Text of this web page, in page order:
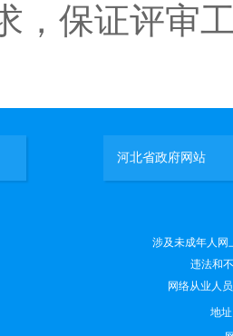
，保证评审
河北省政府网站
涉及未成年人网
违法和
网络从业人
地